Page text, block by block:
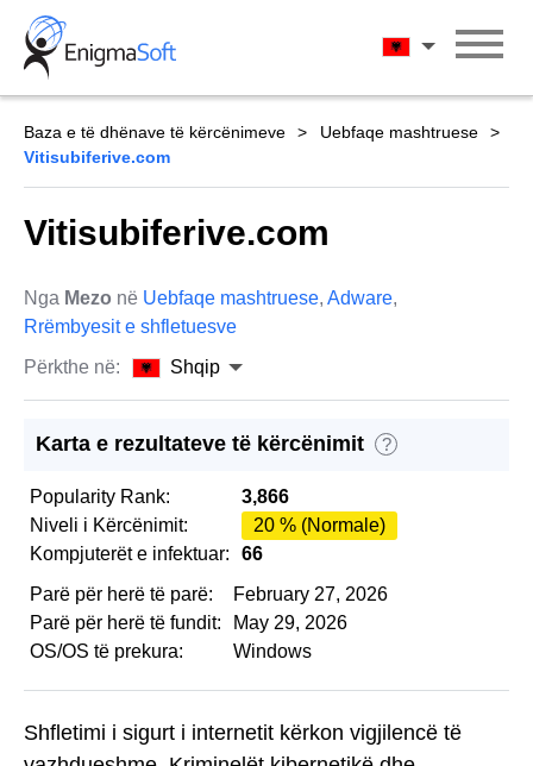
Skip
content
Shqip
Baza e të dhënave të kërcënimeve
Uebfaqe mashtruese
Vitisubiferive.com
Vitisubiferive.com
Nga Mezo në Uebfaqe mashtruese, Adware,
Rrëmbyesit e shfletuesve
Përkthe në:
Shqip
Karta e rezultateve të kërcënimit ?
Popularity Rank:
3,866
Niveli i Kërcënimit:
20 % (Normale)
Kompjuterët e infektuar:
66
Parë për herë të parë:
February 27, 2026
Parë për herë të fundit:
May 29, 2026
OS/OS të prekura:
Windows
Shfletimi i sigurt i internetit kërkon vigjilencë të